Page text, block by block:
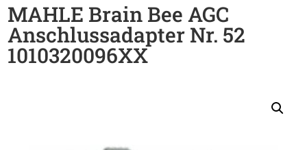
MAHLE Brain Bee AGC
Anschlussadapter Nr. 52
1010320096XX